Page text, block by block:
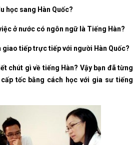
học sang Hàn Quốc?
ở nước có ngôn ngữ là Tiếng Hàn?
giao tiếp trực tiếp với người Hàn Quốc?
chút gì về tiếng Hàn? Vậy bạn đã từng
tốc bằng cách học với gia sư tiếng